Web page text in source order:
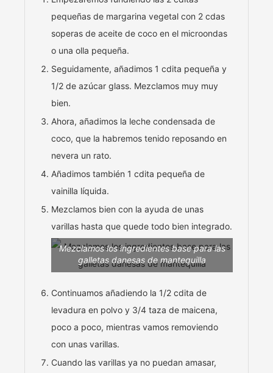
pequeñas de margarina vegetal con 2 cdas
soperas de aceite de coco en el microondas
o una olla pequeña.
Seguidamente, añadimos 1 cdita pequeña y
1/2 de azúcar glass. Mezclamos muy muy
bien.
Ahora, añadimos la leche condensada de
coco, que la habremos tenido reposando en
nevera un rato.
Añadimos también 1 cdita pequeña de
vainilla líquida.
Mezclamos bien con la ayuda de unas
varillas hasta que quede todo bien integrado.
Mezclamos los ingredientes base para las
galletas danesas de mantequilla
Continuamos añadiendo la 1/2 cdita de
levadura en polvo y 3/4 taza de maicena,
poco a poco, mientras vamos removiendo
con unas varillas.
Cuando las varillas ya no puedan amasar,